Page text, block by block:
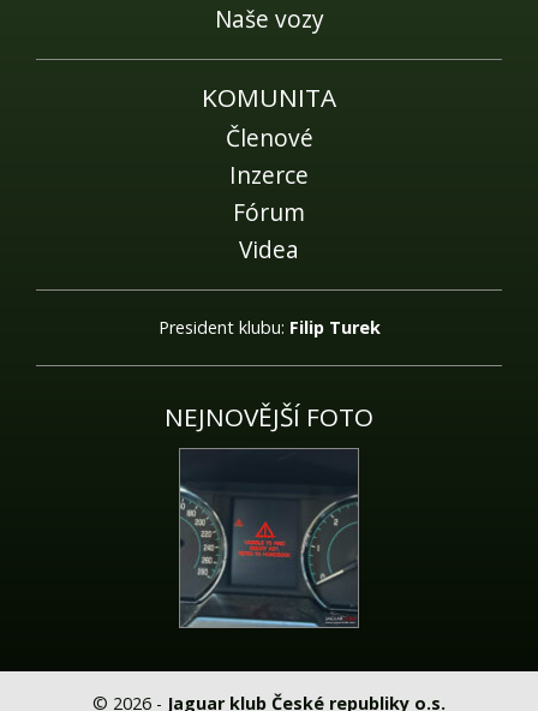
Naše vozy
KOMUNITA
Členové
Inzerce
Fórum
Videa
President klubu: Filip Turek
NEJNOVĚJŠÍ FOTO
© 2026 - Jaguar klub České republiky o.s.